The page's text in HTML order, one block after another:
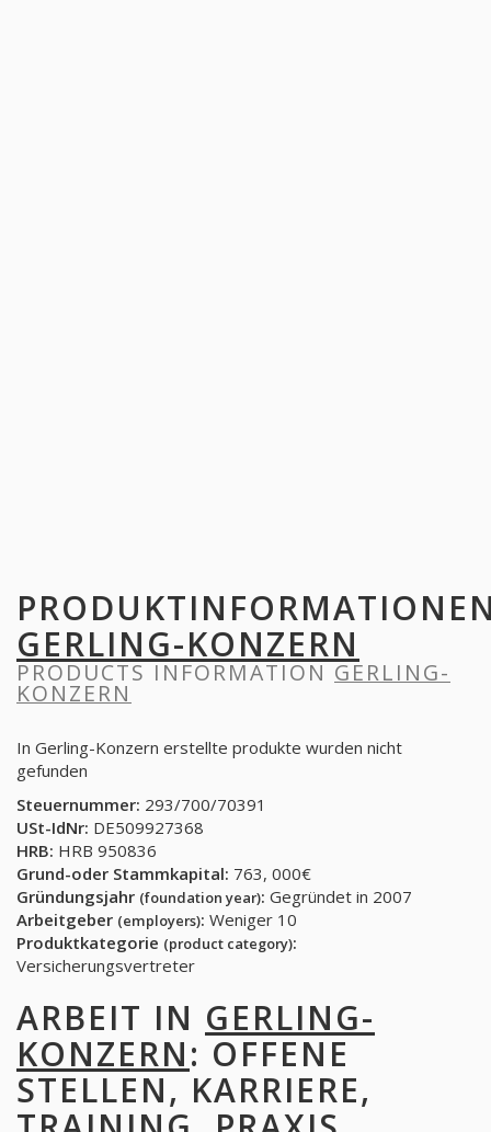
GERLING-KONZERN
PRODUCTS INFORMATION GERLING-
KONZERN
In Gerling-Konzern erstellte produkte wurden nicht
gefunden
Steuernummer: 293/700/70391
USt-IdNr: DE509927368
HRB: HRB 950836
Grund-oder Stammkapital: 763, 000€
Gründungsjahr (foundation year): Gegründet in 2007
Arbeitgeber (employers): Weniger 10
Produktkategorie (product category):
Versicherungsvertreter
ARBEIT IN GERLING-
KONZERN: OFFENE
STELLEN, KARRIERE,